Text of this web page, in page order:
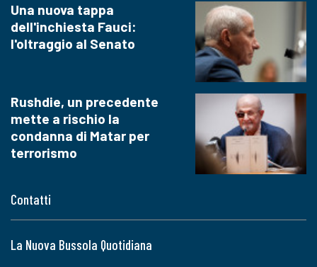
Contatti
La Nuova Bussola Quotidiana
Una nuova tappa
dell'inchiesta Fauci:
l'oltraggio al Senato
Rushdie, un precedente
mette a rischio la
condanna di Matar per
terrorismo